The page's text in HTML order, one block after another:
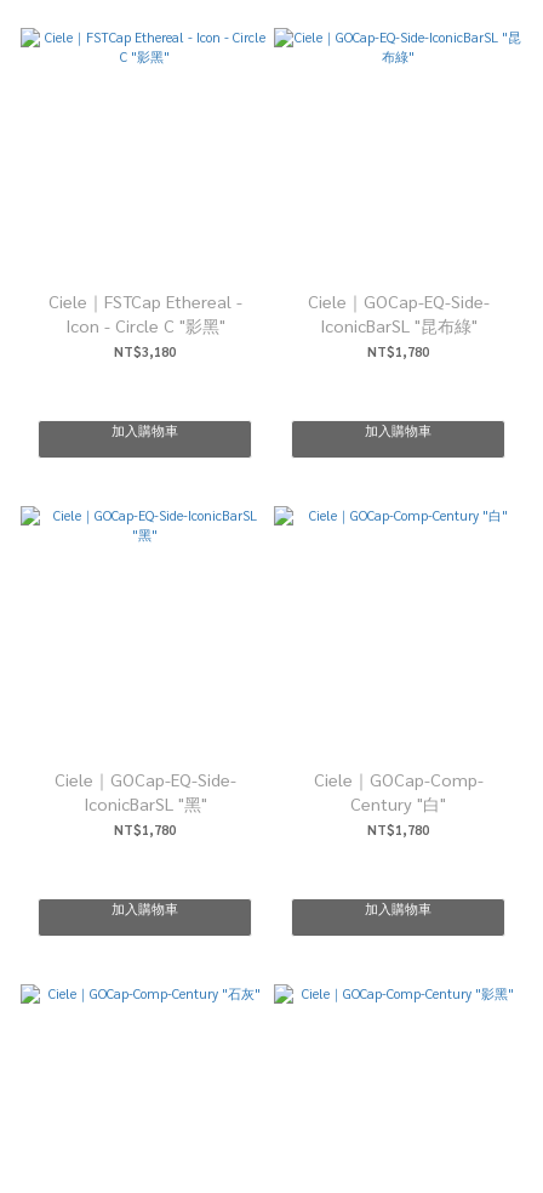
Ciele｜FSTCap Ethereal -
Icon - Circle C "影黑"
NT$3,180
加入購物車
Ciele｜GOCap-EQ-Side-
IconicBarSL "昆布綠"
NT$1,780
加入購物車
Ciele｜GOCap-EQ-Side-
IconicBarSL "黑"
NT$1,780
加入購物車
Ciele｜GOCap-Comp-
Century "白"
NT$1,780
加入購物車